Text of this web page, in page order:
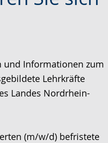
und Informationen zum
Lehrkräfte
Landes Nordrhein-
(m/w/d) befristete